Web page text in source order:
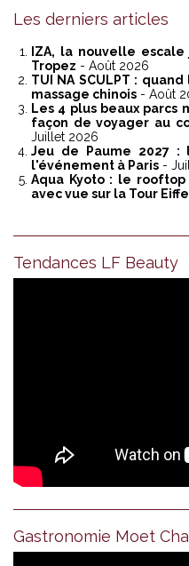
Les derniers articles
IZA, la nouvelle
Tropez - Août 2026
TUI NA SCULPT :
massage chinois - Août
Les 4 plus beaux parcs
façon de voyager au
Juillet 2026
Jeu de Paume 2027 :
l'événement à Paris -
Aqua Kyoto : le rooftop
avec vue sur la Tour
Tendances LF Beauty
Gastronomie Moet